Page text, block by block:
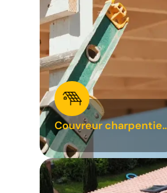
Couvreur charpentier
31